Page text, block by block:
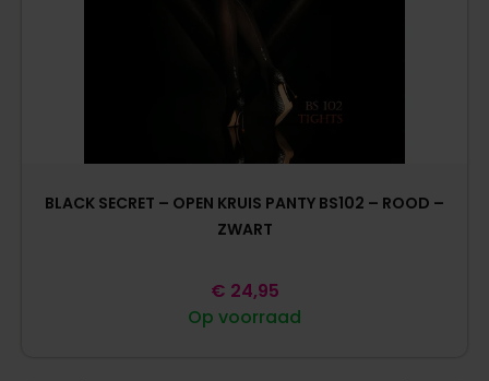
BLACK SECRET – OPEN KRUIS PANTY BS102 – ROOD –
ZWART
Op voorraad
€ 24,95